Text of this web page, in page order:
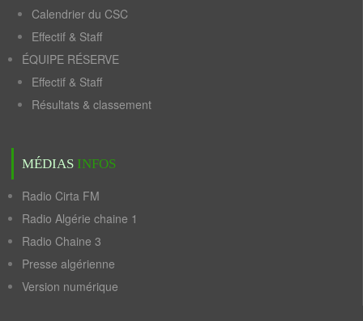
Calendrier du CSC
Effectif & Staff
ÉQUIPE RÉSERVE
Effectif & Staff
Résultats & classement
MÉDIAS INFOS
Radio Cirta FM
Radio Algérie chaine 1
Radio Chaine 3
Presse algérienne
Version numérique